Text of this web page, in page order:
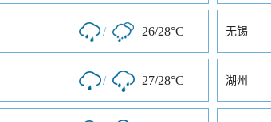
/ 26/28°C 无锡
/ 27/28°C 湖州